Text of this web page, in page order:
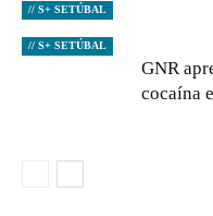
// S+ SETÚBAL
// S+ SETÚBAL
GNR
cocaína